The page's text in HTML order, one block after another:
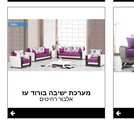
מערכת ישיבה בורוד עז
אלבור רהיטים